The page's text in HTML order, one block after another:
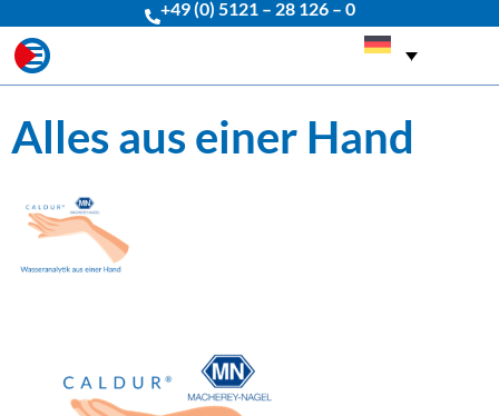
+49 (0) 5121 – 28 126 – 0
Alles aus einer Hand